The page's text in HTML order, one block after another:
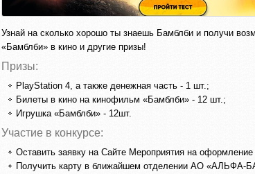
Узнай на сколько хорошо ты знаешь Бамблби и получи
«Бамблби» в кино и другие призы!
Призы:
PlayStation 4, а также денежная часть - 1 шт.;
Билеты в кино на кинофильм «Бамблби» - 12 шт.;
Игрушка «Бамблби» - 12шт.
Участие в конкурсе:
Оставить заявку на Сайте Мероприятия на
Получить карту в ближайшем отделении АО «АЛЬФА-